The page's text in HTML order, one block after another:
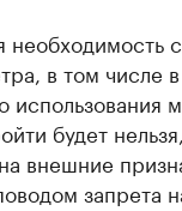
в том числе
использования
будет
внешние